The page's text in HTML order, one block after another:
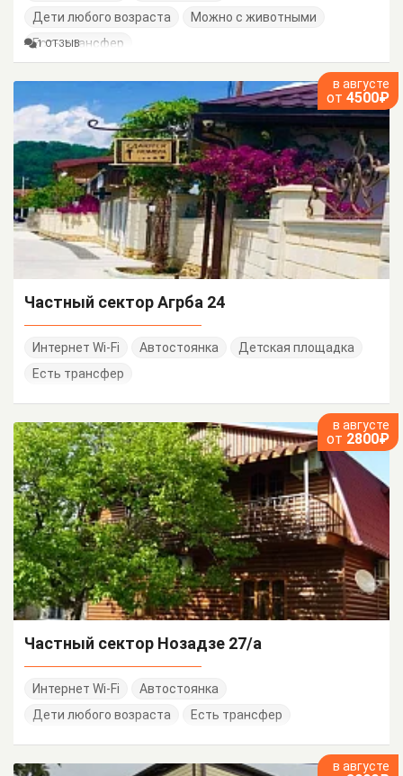
Дети любого возраста
Можно с животными
Есть трансфер
1 ОТЗЫВ
в августе
от 4500₽
Частный сектор Агрба 24
Интернет Wi-Fi Автостоянка
Детская площадка
Есть трансфер
в августе
от 2800₽
Частный сектор Нозадзе 27/а
Интернет Wi-Fi
Автостоянка
Дети любого возраста
Есть трансфер
в августе